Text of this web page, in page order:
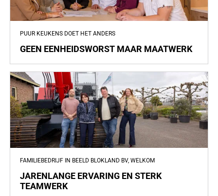
PUUR KEUKENS DOET HET ANDERS
GEEN EENHEIDSWORST MAAR MAATWERK
FAMILIEBEDRIJF IN BEELD BLOKLAND BV, WELKOM
JARENLANGE ERVARING EN STERK
TEAMWERK